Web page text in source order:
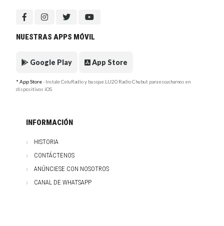
NUESTRAS APPS MÓVIL
Google Play App Store
* App Store- Instale CeluRadio y busque LU20 Radio Chubut para escucharnos en
dispositivos iOS
INFORMACIÓN
HISTORIA
CONTÁCTENOS
ANÚNCIESE CON NOSOTROS
CANAL DE WHATSAPP